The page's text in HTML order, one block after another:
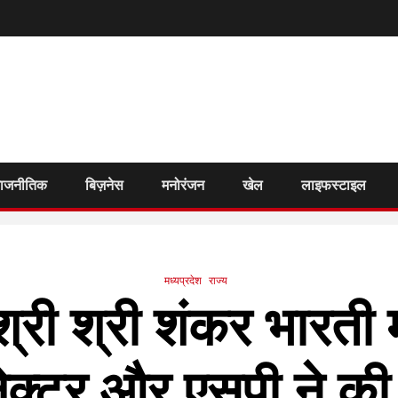
बिज़नेस मनोरंजन खेल लाइफस्टाइल
मध्यप्रदेश राज्य
श्री शंकर भारती